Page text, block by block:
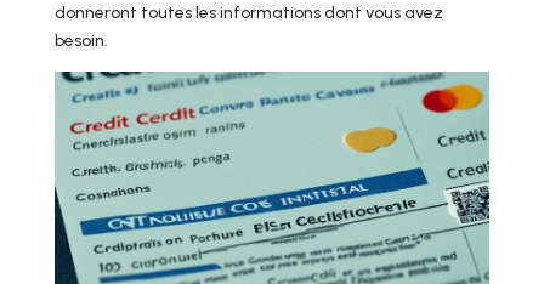
donneront toutes les informations dont vous avez
besoin.